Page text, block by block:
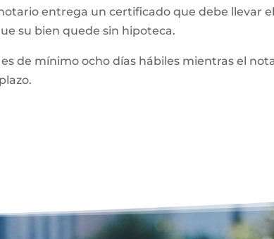
entrega un certificado que debe llevar
su bien quede sin hipoteca.
de mínimo ocho días hábiles mientras el